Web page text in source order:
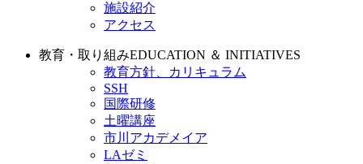
施設紹介
アクセス
教育・取り組みEDUCATION ＆ INITIATIVES
教育方針、カリキュラム
SSH
国際研修
土曜講座
市川アカデメイア
LAゼミ